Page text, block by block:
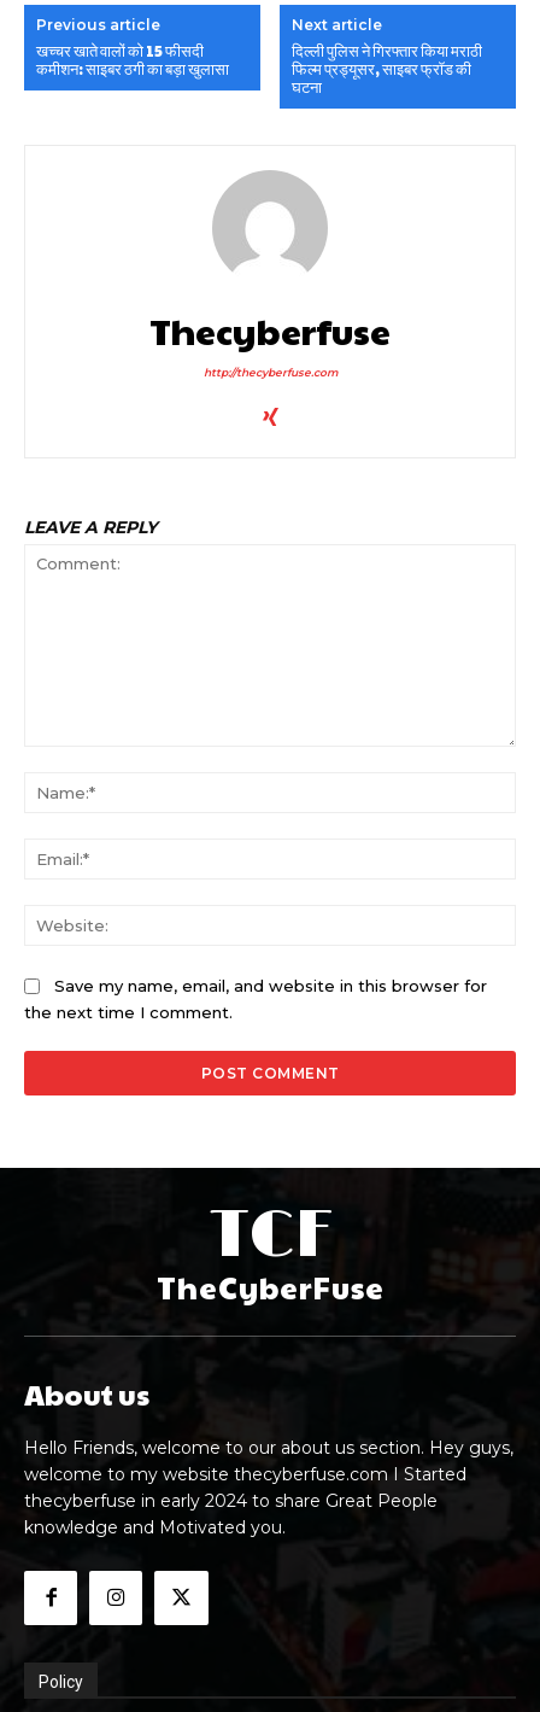
Previous article
खच्चर खाते वालों को 15 फीसदी
कमीशन: साइबर ठगी का बड़ा खुलासा
Next article
दिल्ली पुलिस ने गिरफ्तार किया मराठी
फिल्म प्रड्यूसर, साइबर फ्रॉड की
घटना
Thecyberfuse
http://thecyberfuse.com
LEAVE A REPLY
Save my name, email, and website in this browser for
the next time I comment.
TCF
TheCyberFuse
About us
Hello Friends, welcome to our about us section. Hey guys,
welcome to my website thecyberfuse.com I Started
thecyberfuse in early 2024 to share Great People
knowledge and Motivated you.
Policy